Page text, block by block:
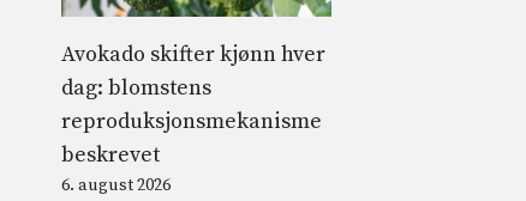
Avokado skifter kjønn hver
dag: blomstens
reproduksjonsmekanisme
beskrevet
6. august 2026